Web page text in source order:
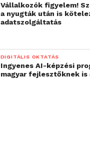
Vállalkozók figyelem!
a nyugták után is
adatszolgáltatás
DIGITÁLIS OKTATÁS
Ingyenes AI-képzési
magyar fejlesztőknek is